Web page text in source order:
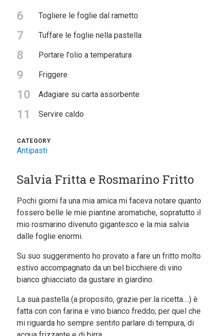
6 Togliere le foglie dal rametto
7 Tuffare le foglie nella pastella
8 Portare l'olio a temperatura
9 Friggere
10 Adagiare su carta assorbente
11 Servire caldo
CATEGORY
Antipasti
Salvia Fritta e Rosmarino Fritto
Pochi giorni fa una mia amica mi faceva notare quanto
fossero belle le mie piantine aromatiche, sopratutto il
mio rosmarino divenuto gigantesco e la mia salvia
dalle foglie enormi.
Su suo suggerimento ho provato a fare un fritto molto
estivo accompagnato da un bel bicchiere di vino
bianco ghiacciato da gustare in giardino.
La sua pastella (a proposito, grazie per la ricetta....) è
fatta con con farina e vino bianco freddo; per quel che
mi riguarda ho sempre sentito parlare di tempura, di